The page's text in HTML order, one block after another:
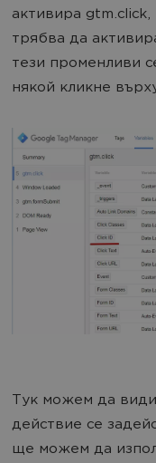
активира
трябва да
тези променливи
някой кликне
Тук можем да
действие се
ще можем да